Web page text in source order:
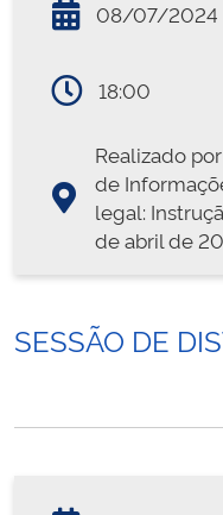
08/07/2024
18:00
Realizado
de
legal:
de abril de
SESSÃO DE